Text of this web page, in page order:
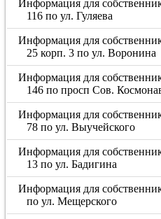
Информация для
116 по ул. Гуляева
Информация для
25 корп. 3 по ул. Воронина
Информация для
146 по просп Сов.
Информация для
78 по ул. Выучейского
Информация для
13 по ул. Бадигина
Информация для
по ул. Мещерского